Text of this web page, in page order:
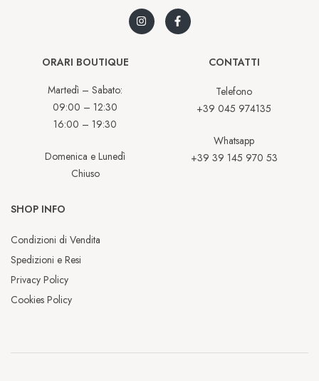
ORARI BOUTIQUE
Martedì – Sabato:
09:00 – 12:30
16:00 – 19:30
Domenica e Lunedì
Chiuso
CONTATTI
Telefono
+39 045 974135
Whatsapp
+39 39 145 970 53
SHOP INFO
Condizioni di Vendita
Spedizioni e Resi
Privacy Policy
Cookies Policy